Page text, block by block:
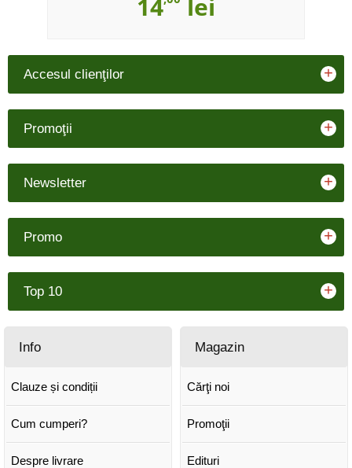
14 lei
Accesul clienţilor +
Promoţii +
Newsletter +
Promo +
Top 10 +
Info
Clauze și condiții
Cum cumperi?
Despre livrare
Magazin
Cărţi noi
Promoţii
Edituri